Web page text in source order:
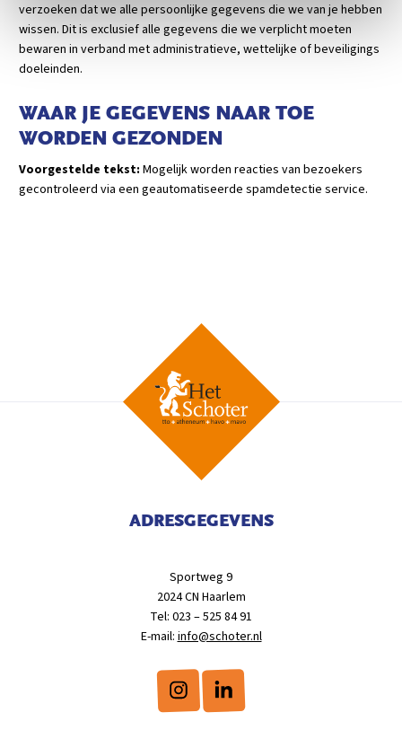
verzoeken dat we alle persoonlijke gegevens die we van je hebben
wissen. Dit is exclusief alle gegevens die we verplicht moeten
bewaren in verband met administratieve, wettelijke of beveiligings
doeleinden.
WAAR JE GEGEVENS NAAR TOE
WORDEN GEZONDEN
Voorgestelde tekst:Mogelijk worden reacties van bezoekers
gecontroleerd via een geautomatiseerde spamdetectie service.
ADRESGEGEVENS
Sportweg 9
2024 CN Haarlem
Tel: 023 – 525 84 91
E-mail: info@schoter.nl